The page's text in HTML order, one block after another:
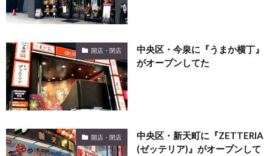
開店・閉店
中央区・今泉に『うまか横丁』
がオープンしてた
開店・閉店
中央区・新天町に『ZETTERIA
(ゼッテリア)』がオープンして